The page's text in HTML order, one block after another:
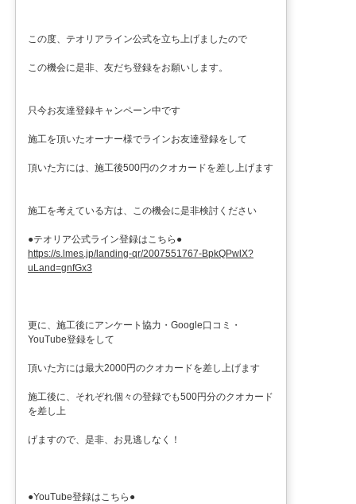
この度、テオリアライン公式を立ち上げましたので
この機会に是非、友だち登録をお願いします。
只今お友達登録キャンペーン中です
施工を頂いたオーナー様でラインお友達登録をして
頂いた方には、施工後500円のクオカードを差し上げます
施工を考えている方は、この機会に是非検討ください
●テオリア公式ライン登録はこちら●
https://s.lmes.jp/landing-qr/2007551767-BpkQPwlX?
uLand=gnfGx3
更に、施工後にアンケート協力・Google口コミ・
YouTube登録をして
頂いた方には最大2000円のクオカードを差し上げます
施工後に、それぞれ個々の登録でも500円分のクオカード
を差し上
げますので、是非、お見逃しなく！
●YouTube登録はこちら●